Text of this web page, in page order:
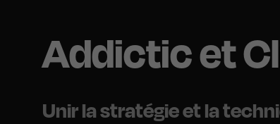
Addictic et
Unir la stratégie et la